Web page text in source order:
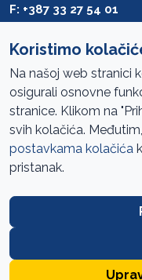
F: +387 33 27 54 01
Pristup informacijama
Mapa sajta
Oglasi
FAQ
Koristimo
Na našoj web stranici
osigurali osnovne
stranice. Klikom na
svih kolačića.
postavkama kolačića
pristanak.